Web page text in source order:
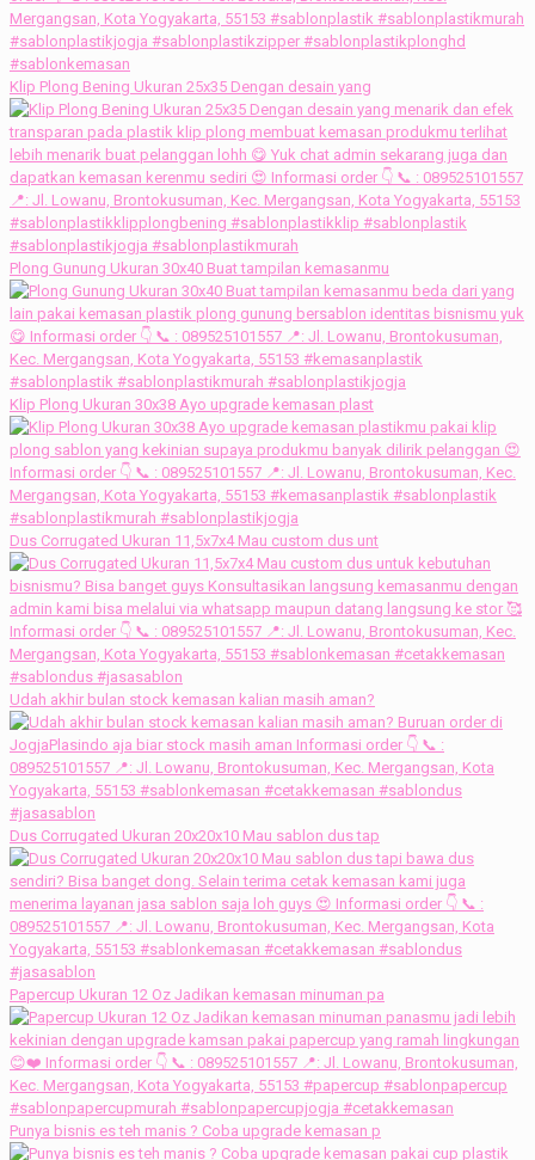
Klip Plong Bening Ukuran 25x35 Dengan desain yang
Plong Gunung Ukuran 30x40 Buat tampilan kemasanmu
Klip Plong Ukuran 30x38 Ayo upgrade kemasan plast
Dus Corrugated Ukuran 11,5x7x4 Mau custom dus unt
Udah akhir bulan stock kemasan kalian masih aman?
Dus Corrugated Ukuran 20x20x10 Mau sablon dus tap
Papercup Ukuran 12 Oz Jadikan kemasan minuman pa
Punya bisnis es teh manis ? Coba upgrade kemasan p